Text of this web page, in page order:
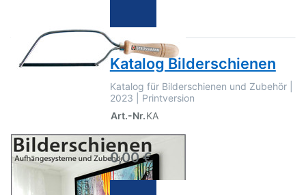
Katalog Bilderschienen
Katalog für Bilderschienen und Zubehör |
2023 | Printversion
Art.-Nr.KA
0,00 €